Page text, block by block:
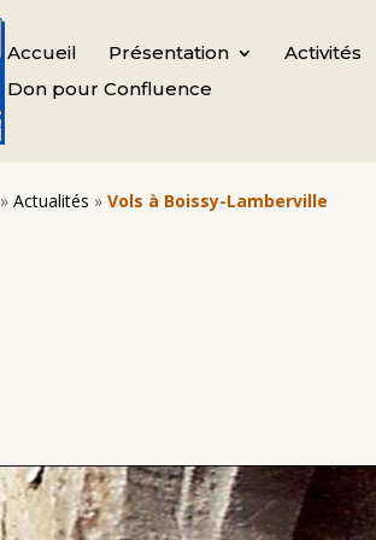
Accueil Présentation
Activités
Don pour Confluence
»Actualités »Vols à Boissy-Lamberville